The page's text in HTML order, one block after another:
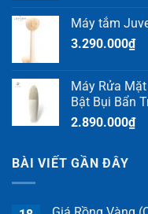
Máy tắm
3.290.000₫
Máy Rửa
Bật Bụi Bẩn
2.890.000₫
BÀI VIẾT GẦN ĐÂY